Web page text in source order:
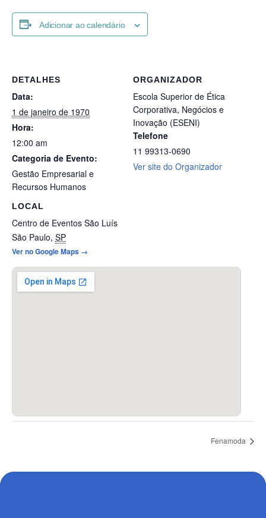
Adicionar ao calendário
DETALHES
Data:
1 de janeiro de 1970
Hora:
12:00 am
Categoria de Evento:
Gestão Empresarial e
Recursos Humanos
LOCAL
Centro de Eventos São Luís
São Paulo, SP
Ver no Google Maps →
ORGANIZADOR
Escola Superior de Ética
Corporativa, Negócios e
Inovação (ESENI)
Telefone
11 99313-0690
Ver site do Organizador
Fenamoda